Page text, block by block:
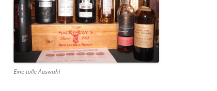
Eine tolle Auswahl